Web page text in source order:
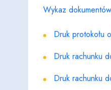
Wykaz
Druk protokołu
Druk rachunku
Druk rachunku